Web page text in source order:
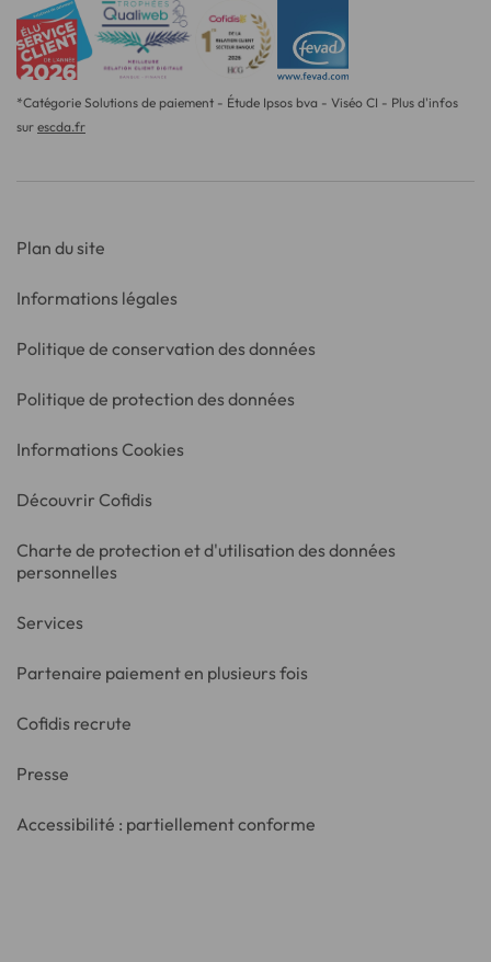
*Catégorie Solutions de paiement - Étude Ipsos bva - Viséo CI - Plus d'infos
sur escda.fr
Plan du site
Informations légales
Politique de conservation des données
Politique de protection des données
Informations Cookies
Découvrir Cofidis
Charte de protection et d'utilisation des données
personnelles
Services
Partenaire paiement en plusieurs fois
Cofidis recrute
Presse
Accessibilité : partiellement conforme